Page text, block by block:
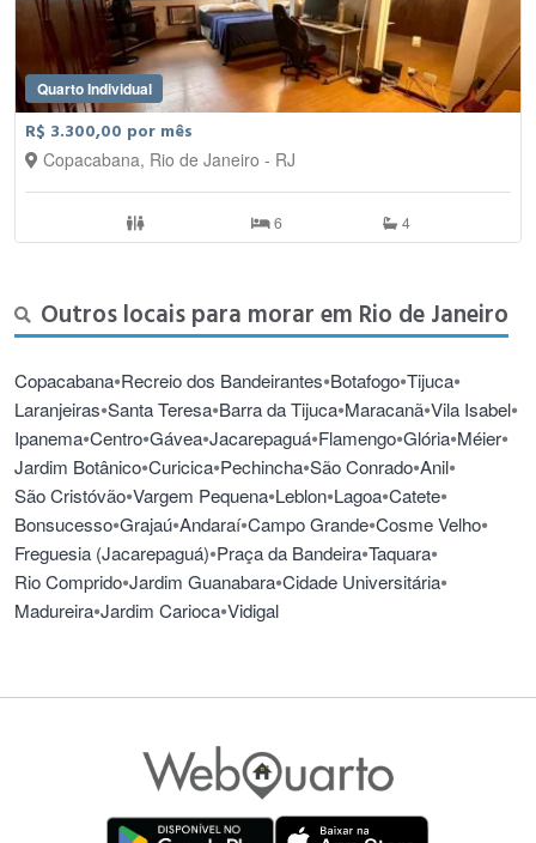
Quarto Individual
R$ 3.300,00 por mês
Copacabana, Rio de Janeiro - RJ
6 4
Outros locais para morar em Rio de Janeiro
Copacabana•Recreio dos Bandeirantes•Botafogo•Tijuca•
Laranjeiras•Santa Teresa•Barra da Tijuca•Maracanã•Vila Isabel•
Ipanema•Centro•Gávea•Jacarepaguá•Flamengo•Glória•Méier•
Jardim Botânico•Curicica•Pechincha•São Conrado•Anil•
São Cristóvão•Vargem Pequena•Leblon•Lagoa•Catete•
Bonsucesso•Grajaú•Andaraí•Campo Grande•Cosme Velho•
Freguesia (Jacarepaguá)•Praça da Bandeira•Taquara•
Rio Comprido•Jardim Guanabara•Cidade Universitária•
Madureira•Jardim Carioca•Vidigal